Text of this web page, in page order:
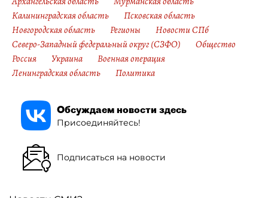
Калининградская область
Псковская область
Новгородская область
Регионы
Новости СПб
Северо-Западный федеральный округ (СЗФО)
Общество
Россия
Украина
Военная операция
Ленинградская область
Политика
Обсуждаем новости здесь
Присоединяйтесь!
Подписаться на новости